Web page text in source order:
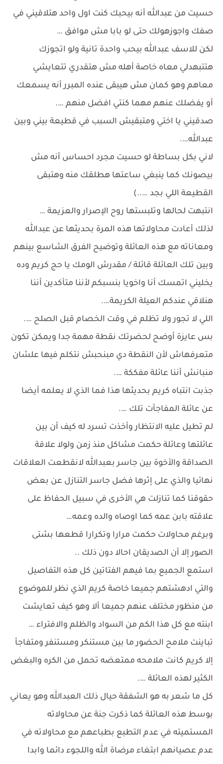
حسيت من عبدالله أنه بيحبك كنت اول واحد هتلاقيني في
صفك واجوزهولك حتى لو بابا مش موافق …
لكن للاسف عبدالله بيحب واحدة تانية ولو اتجوزك
هتتبهدلي معاه خاصة أهله مش هتقدري تتعايشي
معاهم وهو كمان مش هيبقى عنده المبرر أنه يسمعك
أو يفضلك عنهم مهما كنتي افضل منهم ….
صدقيني يا اختي ومتبقيش السبب في قطيعة بيني وبين
عبدالله….
لاني بكل بساطة لو حسيت مجرد احساس أنه مش
بيصونك كما ينبغي ساعتها هطلقك منه وهتبقى
القطيعة اللي بجد …..)
انتبهت لحالها وتلبستها روح الإصرار والعزيمة …
لذلك أعادت محاولاتها هذه المرة بحديثها عن عبدالله
ومعاناته مع هذه العائلة وتوضيح الفرق الشاسع بينهم
وبين تلك العائلة قائلة / مقدرش الومك يا حج كريم وده
يخليني اتمسك أنا واخويا بنسبكم لأننا متأكدين أننا
هنلاقي عندكم العيلة الكريمة….
اللي لا تجور ولا تظلم في وقت الخصام قبل الصلح ….
بس عايزة أوضح لحضرتك نقطة مهمة جدا ويمكن تكون
متعرفهاش لأن النقطة دي مبنحبش نتكلم فيها علشان
منبانش أننا عائلة مفككة ….
جذبت انتباه كريم بحديثها هذا فما الذي لا يعلمه أيضا
عن عائلة المفاجأت تلك ….
لم تطيل عليه الانتظار وأخذت تسرد له كيف أن بين
عائلتها وعائلة حكمت مشاكل منذ زمن ولولا علاقة
الصداقة والأخوة بين جاسر بعبدالله لانقطعت العلاقات
نهائيا والذي على إثرها فضل جاسر التنازل عن بعض
حقوقنا كما تنازلت هي الأخرى في سبيل الحفاظ على
علاقته بابن عمه كما اوصاه والده وعمه…
وبرغم محاولات حكمت مرارا وتكرارا قطعها بشتى
الصور إلا أن الصديقان احالا دون ذلك ..
استمع الجميع بما فيهم الفتاتين كل هذه التفاصيل
والتي ادهشتهم جميعا خاصة كريم الذي نظر للموضوع
من منظور مختلف عنهم جميعا ألا وهو كيف تعايشت
ابنته مع كل هذا الكم من السواد والظلم والافتراء …
تباينت ملامح الحضور ما بين مستنكر ومستنفر ومتفاجأ
إلا كريم كانت ملامحه ممتعضه تحمل من الكره والبغض
الكثير لهذه العائلة ….
كل ما شعر به هو الشفقة حيال ذلك العبدالله وهو يعاني
بوسط هذه العائلة كما ذكرت جنة عن محاولاته
المستميته في عدم التطبع بطباعهم مع محاولاته في
عدم عصيانهم ابتغاء مرضاة الله واللجوء دائما وابدا